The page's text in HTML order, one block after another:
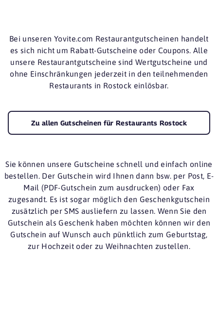
Bei unseren Yovite.com Restaurantgutscheinen handelt
es sich nicht um Rabatt-Gutscheine oder Coupons. Alle
unsere Restaurantgutscheine sind Wertgutscheine und
ohne Einschränkungen jederzeit in den teilnehmenden
Restaurants in Rostock einlösbar.
Zu allen Gutscheinen für Restaurants Rostock
Sie können unsere Gutscheine schnell und einfach online
bestellen. Der Gutschein wird Ihnen dann bsw. per Post, E-
Mail (PDF-Gutschein zum ausdrucken) oder Fax
zugesandt. Es ist sogar möglich den Geschenkgutschein
zusätzlich per SMS ausliefern zu lassen. Wenn Sie den
Gutschein als Geschenk haben möchten können wir den
Gutschein auf Wunsch auch pünktlich zum Geburtstag,
zur Hochzeit oder zu Weihnachten zustellen.